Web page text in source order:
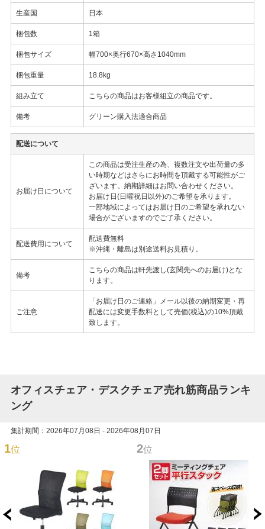
生産国 日本
梱包数 1箱
梱包サイズ 幅700×奥行670×高さ1040mm
梱包重量 18.8kg
組み立て こちらの商品はお客様組立の商品です。
備考 グリーン購入法適合商品
配送について
お届け日について
この商品は受注生産の為、複数注文や出荷量の多
い時期などはさらにお時間を頂戴する可能性がご
ざいます。納期詳細はお問い合わせください。
お届け日(日曜祝日以外)のご希望を承ります。
一部地域によってはお届け日のご希望を承れない
場合がございますのでご了承ください。
配送費用について
配送費無料
※沖縄・離島は別途送料お見積り。
備考
こちらの商品は軒先渡し(玄関先へのお届け)とな
ります。
ご注意
「お届け日のご連絡」メール以後の納期変更・再
配送には変更手数料として売価(税込)の10%頂戴
致します。
オフィスチェア・デスクチェア売れ筋商品ランキ
ング
集計期間：2026年07月08日 - 2026年08月07日
1位 2位